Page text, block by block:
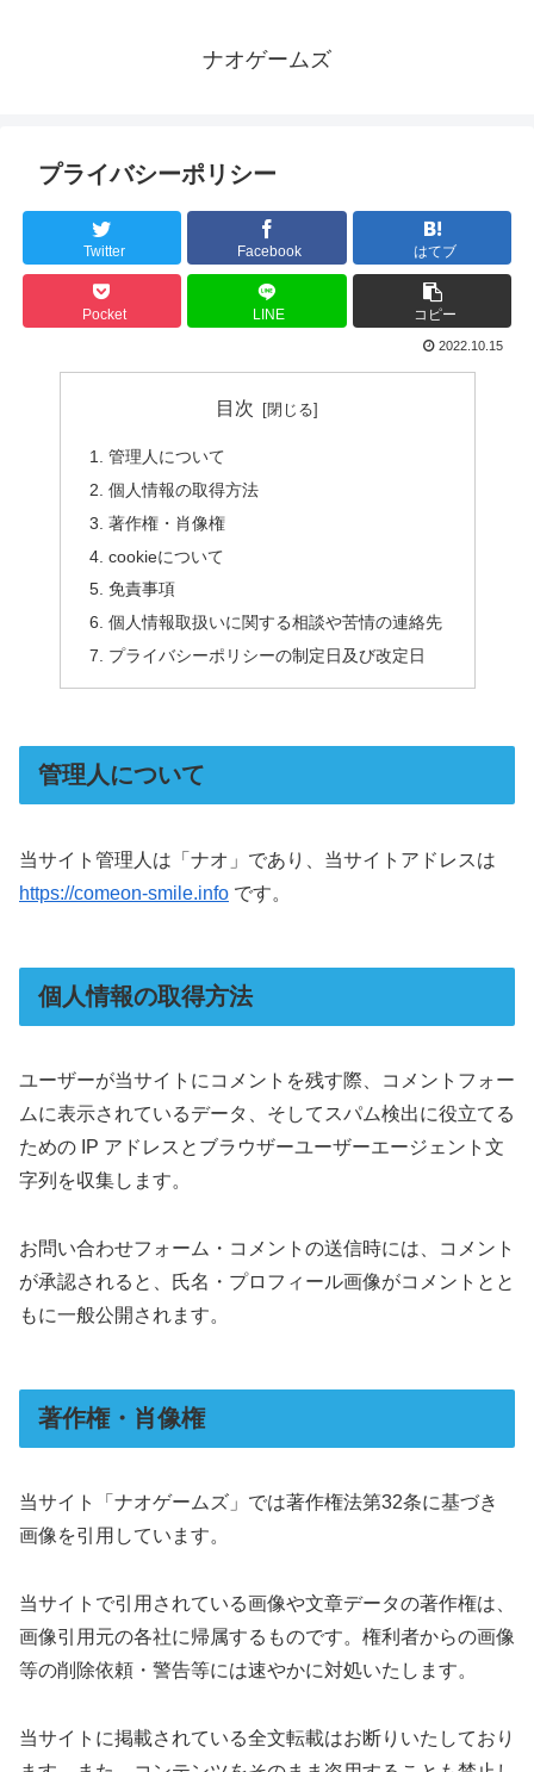
ナオゲームズ
プライバシーポリシー
Twitter Facebook はてブ
Pocket LINE コピー
2022.10.15
目次
管理人について
個人情報の取得方法
著作権・肖像権
cookieについて
免責事項
個人情報取扱いに関する相談や苦情の連絡先
プライバシーポリシーの制定日及び改定日
管理人について
当サイト管理人は「ナオ」であり、当サイトアドレスは
https://comeon-smile.info です。
個人情報の取得方法
ユーザーが当サイトにコメントを残す際、コメントフォー
ムに表示されているデータ、そしてスパム検出に役立てる
ための IP アドレスとブラウザーユーザーエージェント文
字列を収集します。
お問い合わせフォーム・コメントの送信時には、コメント
が承認されると、氏名・プロフィール画像がコメントとと
もに一般公開されます。
著作権・肖像権
当サイト「ナオゲームズ」では著作権法第32条に基づき
画像を引用しています。
当サイトで引用されている画像や文章データの著作権は、
画像引用元の各社に帰属するものです。権利者からの画像
等の削除依頼・警告等には速やかに対処いたします。
当サイトに掲載されている全文転載はお断りいたしており